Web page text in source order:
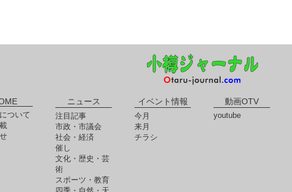
ついて
ニュース
注目記事
市政・市議会
社会・経済
催し
文化・歴史・芸
術
スポーツ・教育
イベント情報
今月
来月
チラシ
動画OTV
youtube